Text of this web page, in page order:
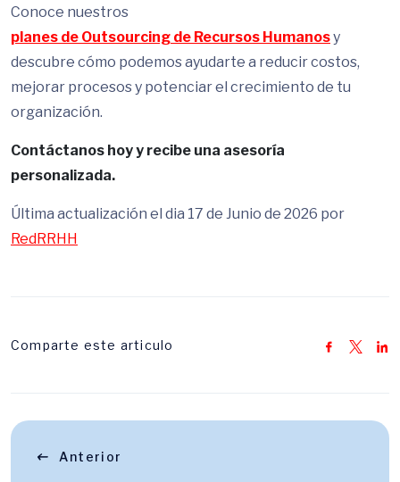
Conoce nuestros
planes de Outsourcing de Recursos Humanosy
descubre cómo podemos ayudarte a reducir costos,
mejorar procesos y potenciar el crecimiento de tu
organización.
Contáctanos hoy y recibe una asesoría
personalizada.
Última actualización el dia 17 de Junio de 2026 por
RedRRHH
Comparte este articulo
Anterior